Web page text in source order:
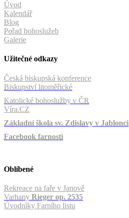
Úvod
Kalendář
Blog
Pořad bohoslužeb
Galerie
Užitečné odkazy
Česká biskupská konference
Biskupství litoměřické
Katolické bohoslužby v ČR
Víra.CZ
Základní škola sv. Zdislavy v Jablonci
Facebook farnosti
Oblíbené
Rekreace na faře v Janově
Varhany Rieger op. 2535
Úvodníky Farního listu